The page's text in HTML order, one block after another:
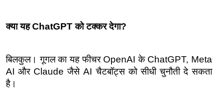
क्या यह ChatGPT को टक्कर देगा?
बिलकुल। गूगल का यह फीचर OpenAI के ChatGPT, Meta
AI और Claude जैसे AI चैटबॉट्स को सीधी चुनौती दे सकता
है।